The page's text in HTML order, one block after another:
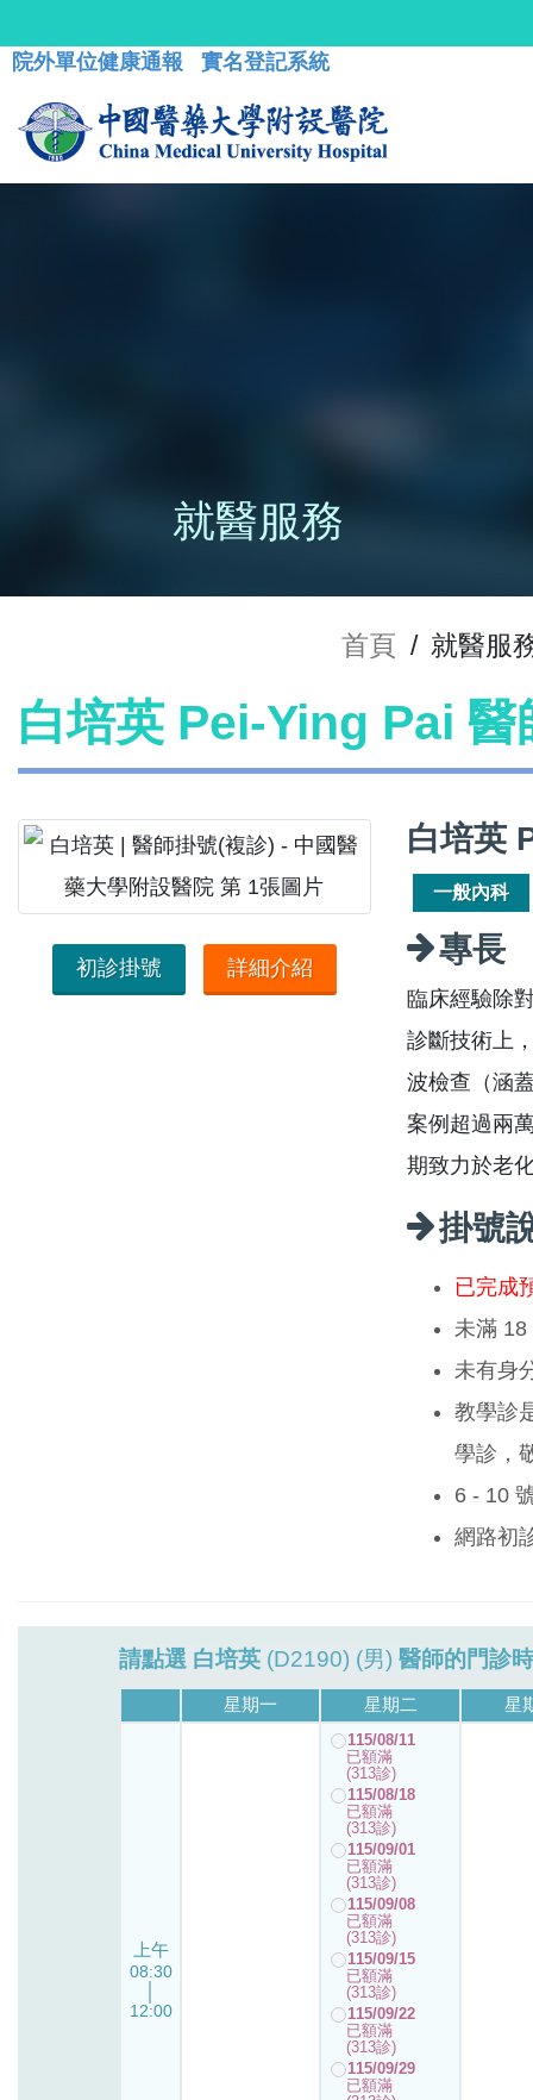
院外單位健康通報 實名登記系統
就醫服務
首頁 / 就醫服
白培英 Pei-Ying Pai 醫
初診掛號 詳細介紹
白培英
一般內科
專長
臨床經驗除
診斷技術上
波檢查（涵
案例超過兩
期致力於老
掛號
已完成
未滿 18
未有身
教學診
學診，
6 - 10
網路初